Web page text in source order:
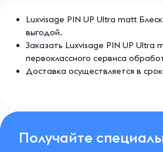
Luxvisage PIN UP Ultra matt
выгодой.
Заказать Luxvisage PIN UP Ultra
первоклассного сервиса
Доставка осуществляется в
Получайте